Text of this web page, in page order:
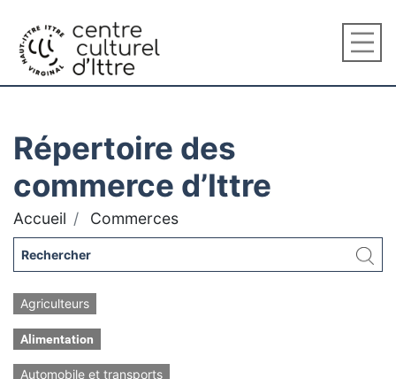
Répertoire des
commerce d’Ittre
Accueil Commerces
Agriculteurs
Alimentation
Automobile et transports